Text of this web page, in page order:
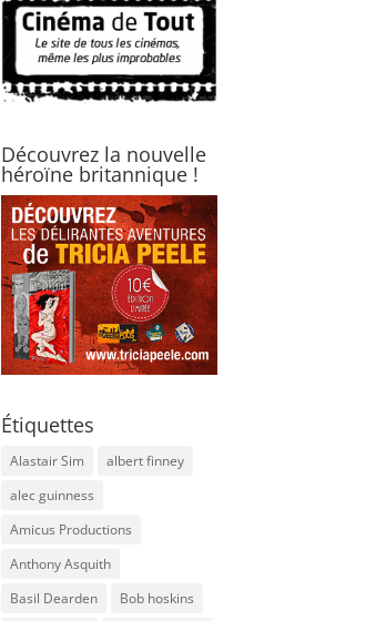
Découvrez la nouvelle
héroïne britannique !
Étiquettes
Alastair Sim
albert finney
alec guinness
Amicus Productions
Anthony Asquith
Basil Dearden
Bob hoskins